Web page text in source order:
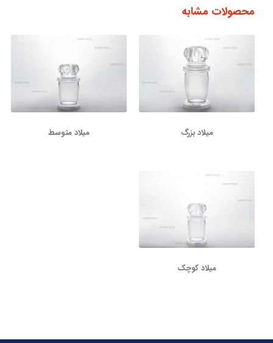
محصولات مشابه
میلاد بزرگ میلاد متوسط
میلاد کوچک